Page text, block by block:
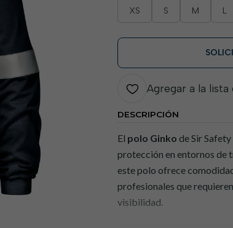
XS S M L
Agregar a la
DESCRIPCIÓN
El polo Ginko de Sir
protección en entornos de
este polo ofrece
profesionales que
visibilidad.